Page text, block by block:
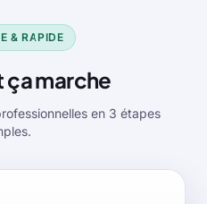
& RAPIDE
marche
en 3 étapes